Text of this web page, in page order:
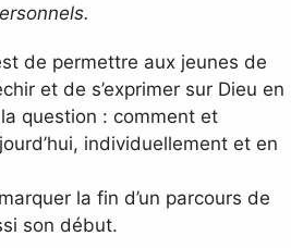
de permettre aux jeunes de
et de s’exprimer sur Dieu en
question : comment et
individuellement et en
la fin d’un parcours de
son début.